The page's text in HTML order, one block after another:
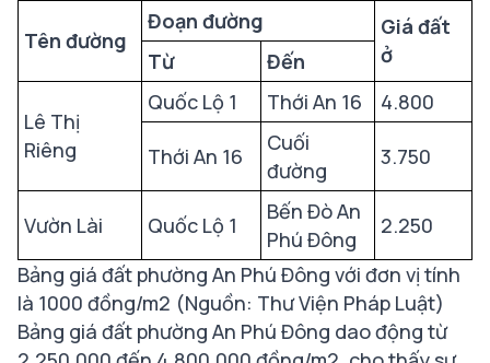
Tên đường
Đoạn đường
Giá đất
ở
Từ Đến
Lê Thị
Riêng
Quốc Lộ 1 Thới An 16 4.800
Thới An 16
Cuối
đường
3.750
Vườn Lài Quốc Lộ 1
Bến Đò An
Phú Đông
2.250
Bảng giá đất phường An Phú Đông với đơn vị tính
là 1000 đồng/m2 (Nguồn: Thư Viện Pháp Luật)
Bảng giá đất phường An Phú Đông dao động từ